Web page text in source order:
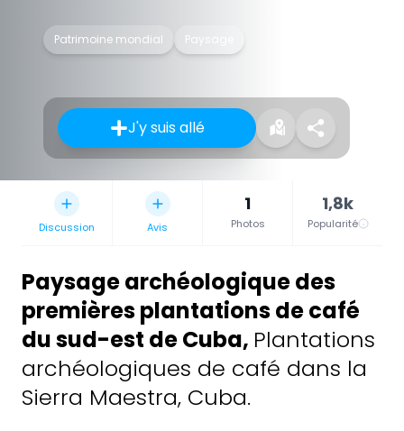
Patrimoine mondial Paysage
J'y suis allé
Discussion Avis
1
Photos
1,8k
Popularité
Paysage archéologique des
premières plantations de café
du sud-est de Cuba, Plantations
archéologiques de café dans la
Sierra Maestra, Cuba.